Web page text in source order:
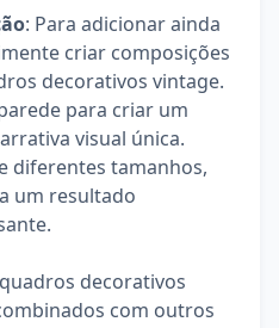
: Para adicionar ainda
criar composições
decorativos vintage.
para criar um
visual única.
diferentes tamanhos,
um resultado
decorativos
com outros